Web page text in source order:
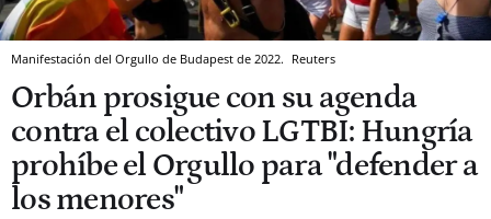
Manifestación del Orgullo de Budapest de 2022. Reuters
Orbán prosigue con su agenda
contra el colectivo LGTBI: Hungría
prohíbe el Orgullo para "defender a
los menores"